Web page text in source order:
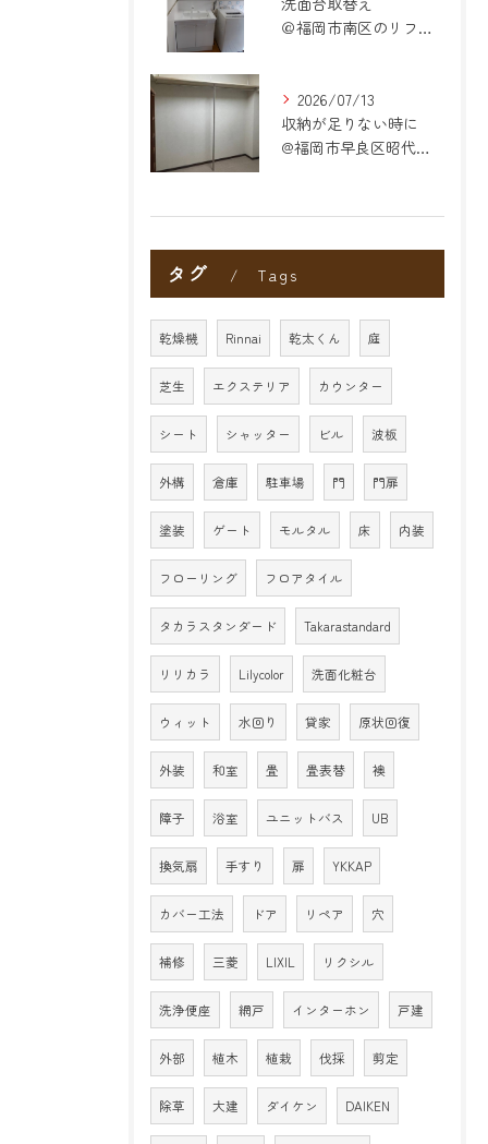
＠福岡市南区のリフォーム
2026/07/13
収納が足りない時に
@福岡市早良区昭代のリフォーム
タグ Tags
乾燥機 Rinnai 乾太くん 庭
芝生 エクステリア カウンター
シート シャッター ビル 波板
外構 倉庫 駐車場 門 門扉
塗装 ゲート モルタル 床 内装
フローリング フロアタイル
タカラスタンダード Takarastandard
リリカラ Lilycolor 洗面化粧台
ウィット 水回り 貸家 原状回復
外装 和室 畳 畳表替 襖
障子 浴室 ユニットバス UB
換気扇 手すり 扉 YKKAP
カバー工法 ドア リペア 穴
補修 三菱 LIXIL リクシル
洗浄便座 網戸 インターホン 戸建
外部 植木 植栽 伐採 剪定
除草 大建 ダイケン DAIKEN